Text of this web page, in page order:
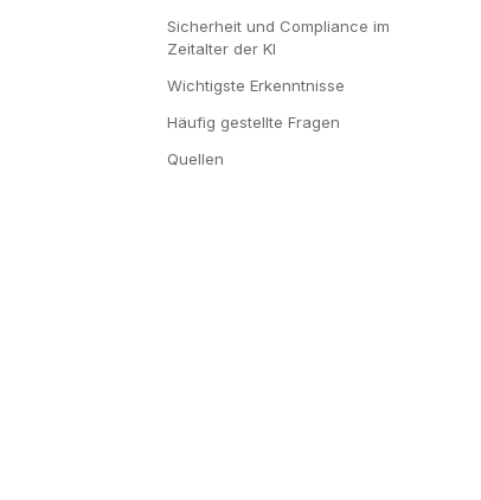
Sicherheit und Compliance im
Zeitalter der KI
Wichtigste Erkenntnisse
Häufig gestellte Fragen
Quellen